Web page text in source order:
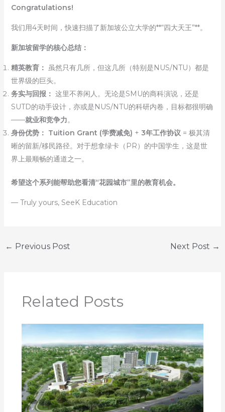
Congratulations!
我们用4天时间，快速扫描了新加坡公立大学的**“四大天王”**。
新加坡留学的核心总结：
精英教育： 虽然只有几所，但这几所（特别是NUS/NTU）都是
世界级的巨头。
务实与回报： 这里不养闲人。无论是SMU的商科演说，还是
SUTD的动手设计，亦或是NUS/NTU的科研内卷，目标都很明确
——就业和竞争力。
身份优势： Tuition Grant (学费减免) + 3年工作协议 = 极其清
晰的留新/移民路径。对于想拿绿卡（PR）的中国学生，这是世
界上最顺畅的通道之一。
希望这个系列能帮助您看清“花园城市”里的教育机会。
— Truly yours, SeeK Education
← Previous Post Next Post →
Related Posts